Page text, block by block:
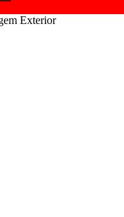
Exterior